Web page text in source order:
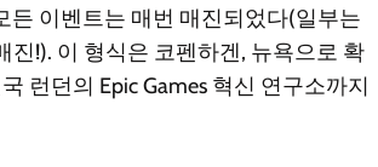
든 이벤트는 매번 매진되었다(일부는
진!). 이 형식은 코펜하겐, 뉴욕으로 확
런던의 Epic Games 혁신 연구소까지